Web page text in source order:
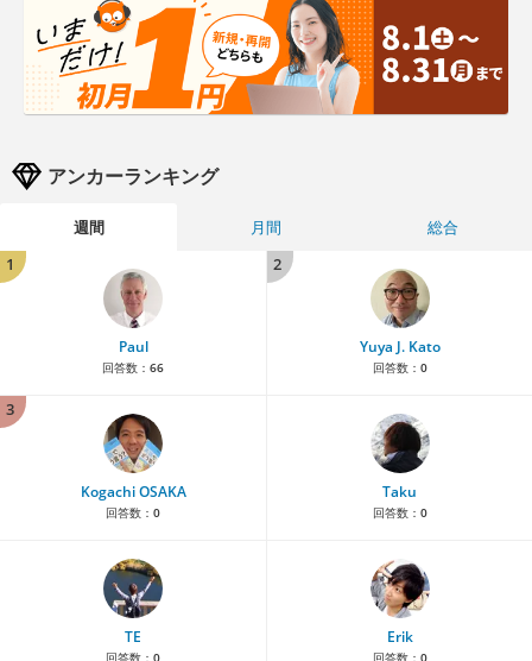
アンカーランキング
週間 月間
総合
1
Paul
回答数： 66
2
Yuya J. Kato
回答数： 0
3
Kogachi OSAKA
回答数： 0
Taku
回答数： 0
TE
回答数： 0
Erik
回答数： 0